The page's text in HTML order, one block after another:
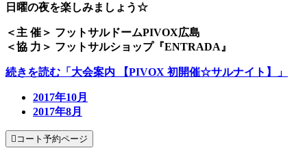
日曜の夜を楽しみましょう☆
＜主 催＞ フットサルドームPIVOX広島
＜協 力＞ フットサルショップ『ENTRADA』
続きを読む「大会案内 【PIVOX 初開催☆サルナイト】」
2017年10月
2017年8月
 コート予約ページ